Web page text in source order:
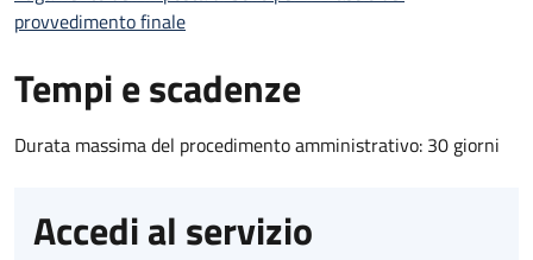
provvedimento finale
Tempi e scadenze
Durata massima del procedimento amministrativo: 30 giorni
Accedi al servizio